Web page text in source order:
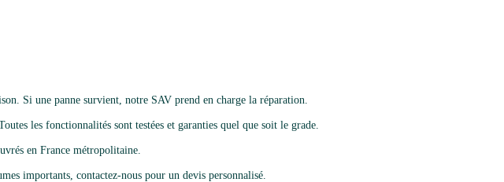
Si une panne survient, notre SAV prend en charge la réparation.
les fonctionnalités sont testées et garanties quel que soit le grade.
en France métropolitaine.
importants, contactez-nous pour un devis personnalisé.